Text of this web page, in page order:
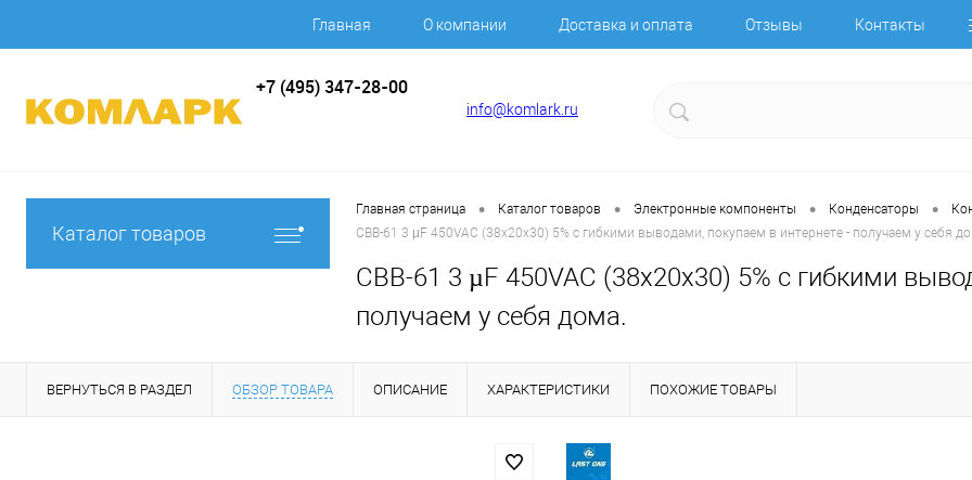
Главная О компании Доставка и оплата Отзывы Контакты
+7 (495) 347-28-00
info@komlark.ru
Каталог товаров
Главная страница • Каталог товаров • Электронные компоненты • Конденсаторы •
CBB-61 3 µF 450VAC (38х20х30) 5% с гибкими выводами, покупаем в интернете - получаем у себя
CBB-61 3 µF 450VAC (38х20х30) 5% с гибкими
получаем у себя дома.
ВЕРНУТЬСЯ В РАЗДЕЛ ОБЗОР ТОВАРА ОПИСАНИЕ ХАРАКТЕРИСТИКИ ПОХОЖИЕ ТОВАРЫ